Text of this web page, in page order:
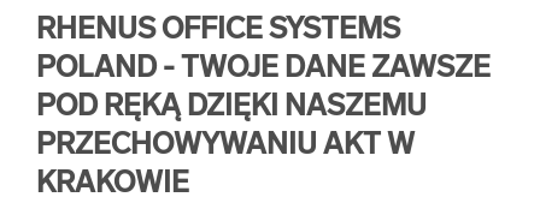
RHENUS OFFICE SYSTEMS
POLAND - TWOJE DANE ZAWSZE
POD RĘKĄ DZIĘKI NASZEMU
PRZECHOWYWANIU AKT W
KRAKOWIE